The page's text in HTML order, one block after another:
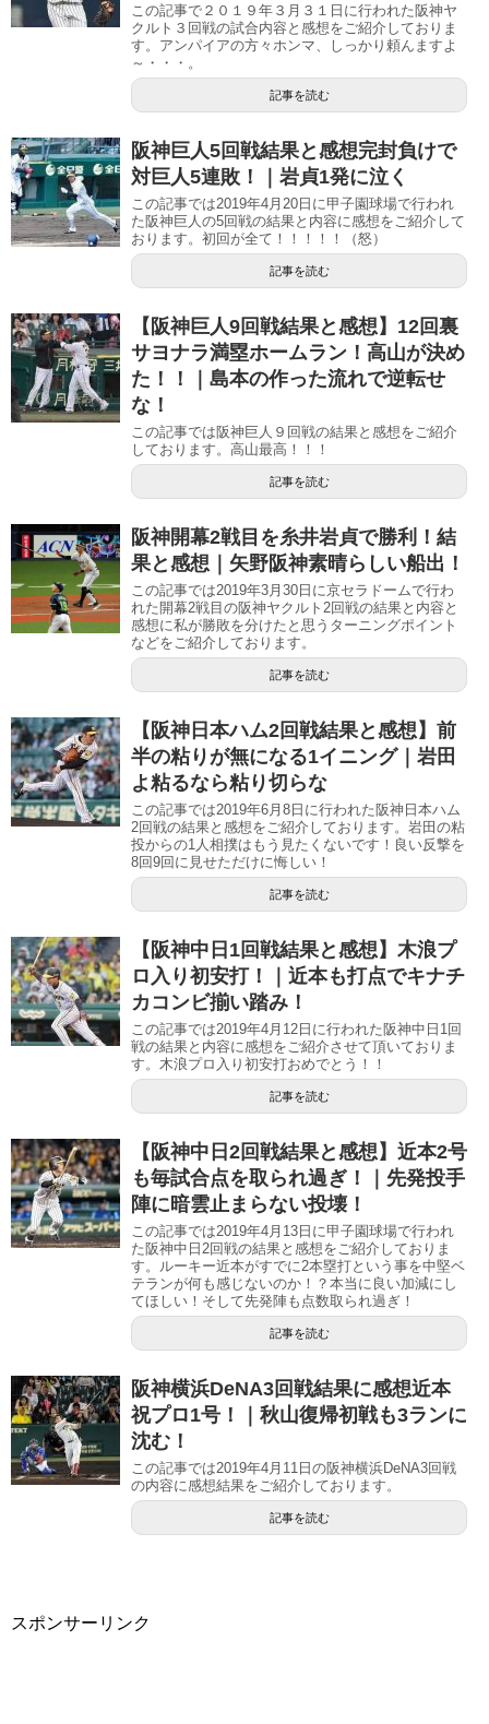
この記事で２０１９年３月３１日に行われた阪神ヤ
クルト３回戦の試合内容と感想をご紹介しておりま
す。アンパイアの方々ホンマ、しっかり頼んますよ
～・・・。
記事を読む
阪神巨人5回戦結果と感想完封負けで
対巨人5連敗！｜岩貞1発に泣く
この記事では2019年4月20日に甲子園球場で行われ
た阪神巨人の5回戦の結果と内容に感想をご紹介して
おります。初回が全て！！！！！（怒）
記事を読む
【阪神巨人9回戦結果と感想】12回裏
サヨナラ満塁ホームラン！高山が決め
た！！｜島本の作った流れで逆転せ
な！
この記事では阪神巨人９回戦の結果と感想をご紹介
しております。高山最高！！！
記事を読む
阪神開幕2戦目を糸井岩貞で勝利！結
果と感想｜矢野阪神素晴らしい船出！
この記事では2019年3月30日に京セラドームで行わ
れた開幕2戦目の阪神ヤクルト2回戦の結果と内容と
感想に私が勝敗を分けたと思うターニングポイント
などをご紹介しております。
記事を読む
【阪神日本ハム2回戦結果と感想】前
半の粘りが無になる1イニング｜岩田
よ粘るなら粘り切らな
この記事では2019年6月8日に行われた阪神日本ハム
2回戦の結果と感想をご紹介しております。岩田の粘
投からの1人相撲はもう見たくないです！良い反撃を
8回9回に見せただけに悔しい！
記事を読む
【阪神中日1回戦結果と感想】木浪プ
ロ入り初安打！｜近本も打点でキナチ
カコンビ揃い踏み！
この記事では2019年4月12日に行われた阪神中日1回
戦の結果と内容に感想をご紹介させて頂いておりま
す。木浪プロ入り初安打おめでとう！！
記事を読む
【阪神中日2回戦結果と感想】近本2号
も毎試合点を取られ過ぎ！｜先発投手
陣に暗雲止まらない投壊！
この記事では2019年4月13日に甲子園球場で行われ
た阪神中日2回戦の結果と感想をご紹介しておりま
す。ルーキー近本がすでに2本塁打という事を中堅ベ
テランが何も感じないのか！？本当に良い加減にし
てほしい！そして先発陣も点数取られ過ぎ！
記事を読む
阪神横浜DeNA3回戦結果に感想近本
祝プロ1号！｜秋山復帰初戦も3ランに
沈む！
この記事では2019年4月11日の阪神横浜DeNA3回戦
の内容に感想結果をご紹介しております。
記事を読む
スポンサーリンク